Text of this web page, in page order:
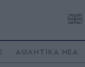
ΑΘΛΗΤΙΚΑ ΝΕΑ